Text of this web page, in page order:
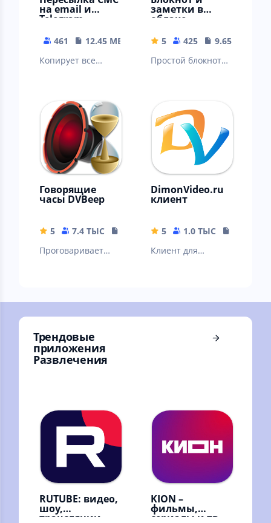
на email и
Telegram
461
12.45 MB
Копирует все
страницу или
отправляет их на
e-mail
заметки в
облаке
5 425
9.65 MB
Простой блокнот
синхронизацией.
Говорящие
часы DVBeep
5 7.4 ТЫС
17.71 MB
Проговаривает
вашему графику
DimonVideo.ru
клиент
5 1.0 ТЫС
Клиент для
dimonvideo.ru
Трендовые
приложения
Развлечения
RUTUBE: видео,
шоу,
трансляции
KION –
фильмы,
сериалы и тв